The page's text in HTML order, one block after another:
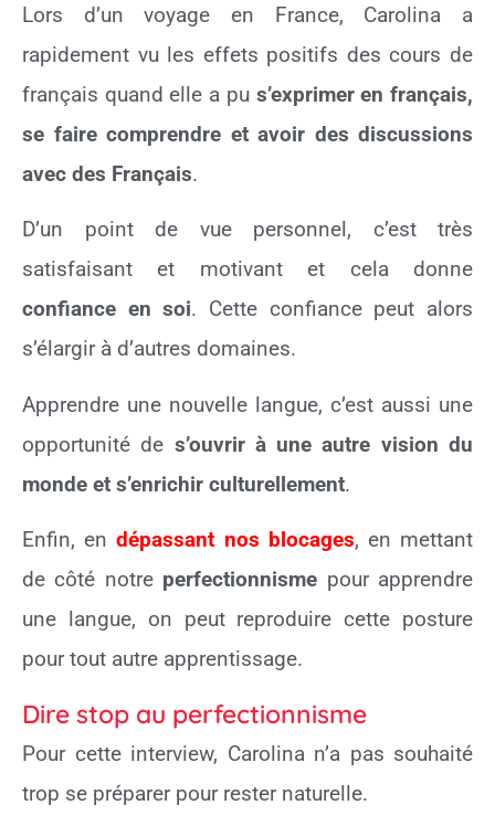
Lors d’un voyage en France, Carolina a
rapidement vu les effets positifs des cours de
français quand elle a pu s’exprimer en français,
se faire comprendre et avoir des discussions
avec des Français.
D’un point de vue personnel, c’est très
satisfaisant et motivant et cela donne
confiance en soi. Cette confiance peut alors
s’élargir à d’autres domaines.
Apprendre une nouvelle langue, c’est aussi une
opportunité de s’ouvrir à une autre vision du
monde et s’enrichir culturellement.
Enfin, endépassant nos blocages, en mettant
de côté notre perfectionnisme pour apprendre
une langue, on peut reproduire cette posture
pour tout autre apprentissage.
Dire stop au perfectionnisme
Pour cette interview, Carolina n’a pas souhaité
trop se préparer pour rester naturelle.